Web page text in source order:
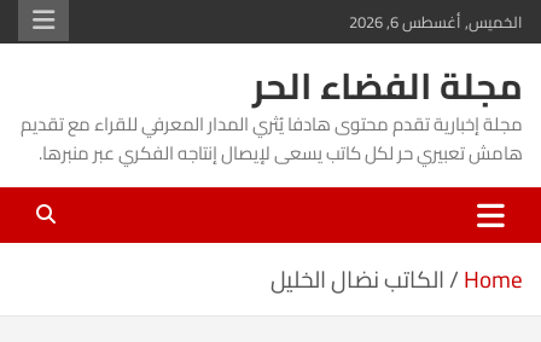
Skip
to
content
الخميس, أغسطس 6, 2026
مجلة الفضاء الحر
مجلة إخبارية تقدم محتوى هادفا يُثري المدار المعرفي للقراء مع تقديم
هامش تعبيري حر لكل كاتب يسعى لإيصال إنتاجه الفكري عبر منبرها.
Home الكاتب نضال الخليل